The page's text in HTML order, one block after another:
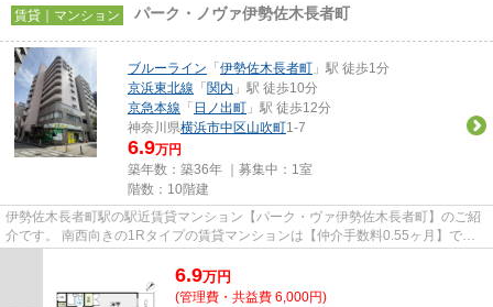
賃貸｜マンション パーク・ノヴァ伊勢佐木長者町
ブルーライン 「 伊勢佐木長者町 」駅 徒歩1分
京浜東北線 「 関内 」駅 徒歩10分
京急本線 「 日ノ出町 」駅 徒歩12分
神奈川県横浜市中区山吹町1-7
6.9万円
築年数：築36年 ｜募集中： 1室
階数：10階建
伊勢佐木長者町駅の駅近賃貸マンション【パーク・ヴァ伊勢佐木長者町】のご紹
介です。 南西向きの1Rタイプの賃貸マンションは【仲介手数料0.55ヶ月】で
6.9万円
(管理費・共益費 6,000円)